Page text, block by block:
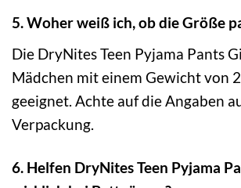
5. Woher weiß ich, ob die Größe
Die DryNites Teen Pyjama Pants
Mädchen mit einem Gewicht von
geeignet. Achte auf die Angaben
Verpackung.
6. Helfen DryNites Teen Pyjama